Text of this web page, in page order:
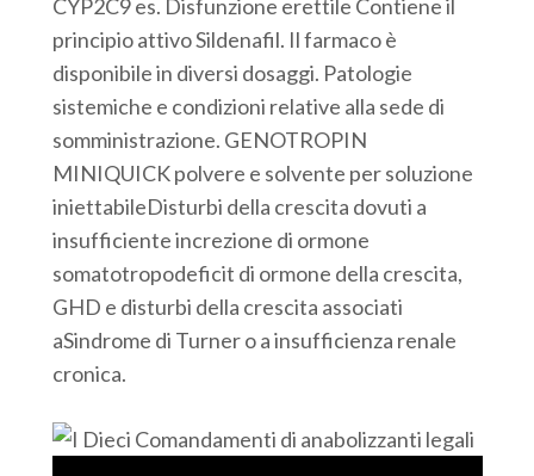
CYP2C9 es. Disfunzione erettile Contiene il
principio attivo Sildenafil. Il farmaco è
disponibile in diversi dosaggi. Patologie
sistemiche e condizioni relative alla sede di
somministrazione. GENOTROPIN
MINIQUICK polvere e solvente per soluzione
iniettabileDisturbi della crescita dovuti a
insufficiente increzione di ormone
somatotropodeficit di ormone della crescita,
GHD e disturbi della crescita associati
aSindrome di Turner o a insufficienza renale
cronica.